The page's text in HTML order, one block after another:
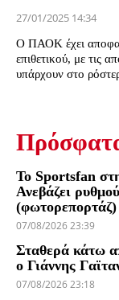
27/01/2025 14:34
Ο ΠΑΟΚ έχει
επιθετικού, με τις
υπάρχουν στο
Το Sportsfan
Ανεβάζει
(φωτορεπορτάζ)
07/08/2026 23:39
Σταθερά κάτω
ο Γιάννης
07/08/2026 23:18